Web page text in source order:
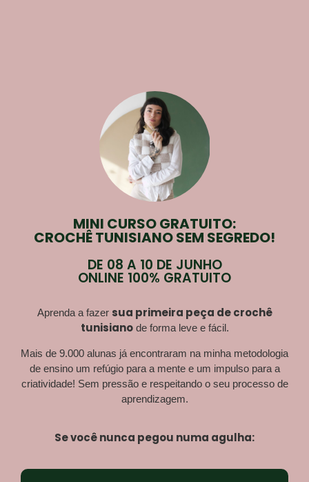
MINI CURSO GRATUITO:
CROCHÊ TUNISIANO SEM SEGREDO!
DE 08 A 10 DE JUNHO
ONLINE 100% GRATUITO
Aprenda a fazer sua primeira peça de crochê
tunisianode forma leve e fácil.
Mais de 9.000 alunas já encontraram na minha metodologia
de ensino um refúgio para a mente e um impulso para a
criatividade! Sem pressão e respeitando o seu processo de
aprendizagem.
Se você nunca pegou numa agulha: